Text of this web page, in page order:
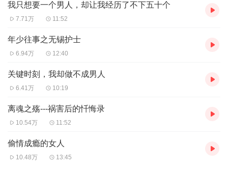
我只想要一个男人，却让我经历了不下五十个
7.71万 11:52
年少往事之无锡护士
6.94万 12:40
关键时刻，我却做不成男人
6.41万 10:19
离魂之殇---祸害后的忏悔录
10.54万 11:52
偷情成瘾的女人
10.48万 13:45